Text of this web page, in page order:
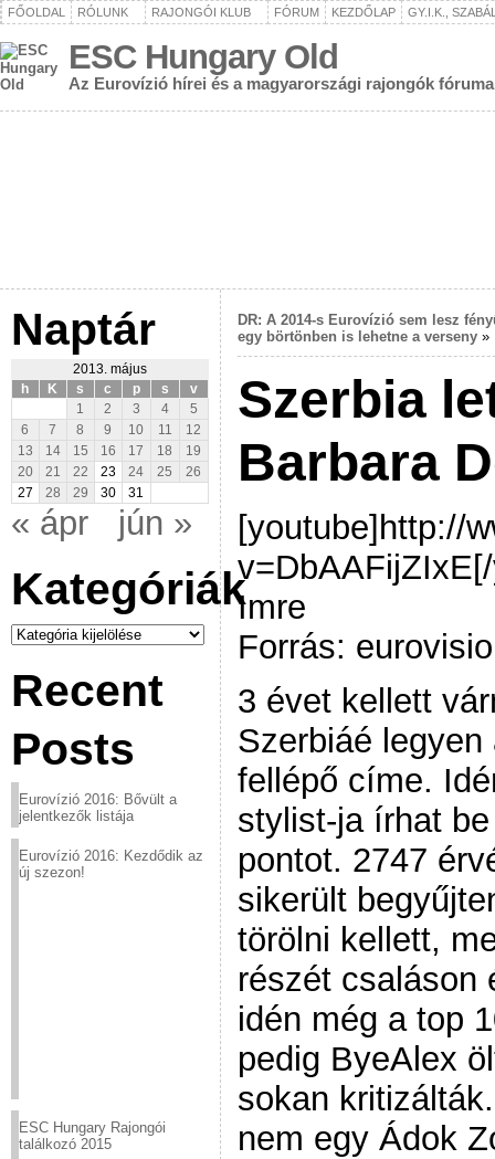
FŐOLDAL RÓLUNK RAJONGÓI KLUB FÓRUM KEZDŐLAP GY.I.K.,
ESC Hungary Old
Az Eurovízió hírei és a magyarországi rajongók fóruma
Naptár
2013. május
h
K s c p s
v
1
2 3 4
5
6
7 8 9 10 11
12
13
14 15 16 17 18
19
20
21 22 23 24 25
26
27
28 29 30 31
« ápr jún »
Kategóriák
Kategóriák
Recent
Posts
Eurovízió 2016: Bővült a
jelentkezők listája
Eurovízió 2016: Kezdődik az
új szezon!
ESC Hungary Rajongói
találkozó 2015
DR: A 2014-s Eurovízió sem lesz
egy börtönben is lehetne a verseny
Szerbia
Barbara
[youtube]http://
Imre
Forrás:
3 évet kellett
Szerbiáé
fellépő címe.
stylist-ja írhat
pontot. 2747
sikerült
törölni kellett,
részét csaláson
idén még a top
pedig ByeAlex
sokan
nem egy Ádok